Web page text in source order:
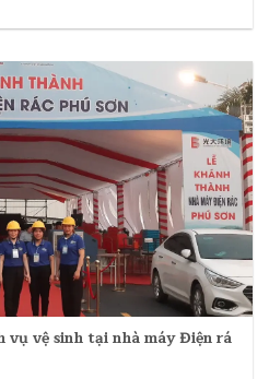
vệ sinh tại nhà máy Điện rá